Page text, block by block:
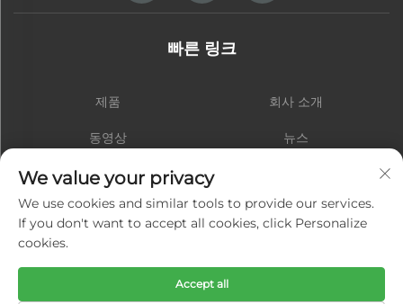
빠른 링크
제품 회사 소개
동영상 뉴스
연락처
We value your privacy
We use cookies and similar tools to provide our services.
If you don't want to accept all cookies, click Personalize
cookies.
Accept all